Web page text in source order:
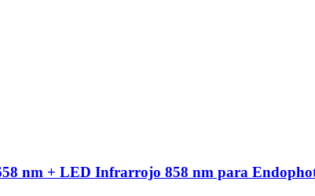
nm + LED Infrarrojo 858 nm para